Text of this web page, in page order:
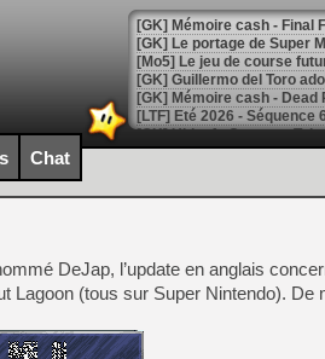
[GK] Le portage de Super
[Mo5] Le jeu de course
[GK] Guillermo del Toro
[LTF] Eté 2026 - Séquence 6
[GK] Mistfall Hunter : déjà
[GK] Wo Long 2 évolue
[GK] Crossfire : un TPS à
[LS] [PS5] Premiers
[Mo5] DOOM arrive en
[GK] Bethesda fête les 30
Chat
DeJap, l’update en anglais
Lagoon (tous sur Super Nintendo). De